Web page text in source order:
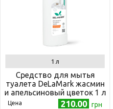
1 л
Средство для мытья
туалета DeLaMark жасмин
и апельсиновый цветок 1 л
Цена 210.00 грн